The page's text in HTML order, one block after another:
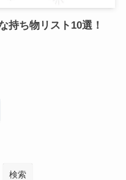
持ち物リスト10選！
検索